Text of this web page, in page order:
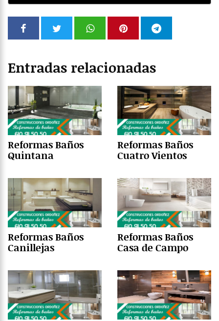
Entradas relacionadas
Reformas Baños
Quintana
Reformas Baños
Cuatro Vientos
Reformas Baños
Canillejas
Reformas Baños
Casa de Campo